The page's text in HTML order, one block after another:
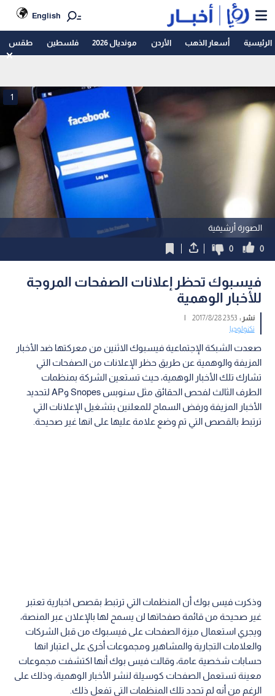
English
الرئيسية أسعار الذهب الأردن مونديال 2026 فلسطين طقس
الصورة أرشيفية
1
0
0
فيسبوك تحظر إعلانات الصفحات المروجة
للأخبار الوهمية
نشر :23:53 2017/8/28
|
تكنولوجيا
صعدت الشبكة الإجتماعية فيسبوك الاثنين من معركتها ضد الأخبار
المزيفة والوهمية عن طريق حظر الإعلانات من الصفحات التي
تشارك تلك الأخبار الوهمية، حيث تستعين الشركة بمنظمات
الطرف الثالث لفحص الحقائق مثل سنوبس Snopes وAP لتحديد
الأخبار المزيفة ورفض السماح للمعلنين بتشغيل الإعلانات التي
ترتبط بالقصص التي تم وضع علامة عليها على انها غير صحيحة.
وذكرت فيس بوك أن المنظمات التي ترتبط بقصص اخبارية تعتبر
غير صحيحة من قائمة صفحاتها لن يسمح لها بالإعلان عبر المنصة،
ويجري استعمال ميزة الصفحات على فيسبوك من قبل الشركات
والعلامات التجارية والمشاهير ومجموعات أخرى على اعتبار انها
حسابات شخصية عامة، وقالت فيس بوك أنها اكتشفت مجموعات
معينة تستعمل الصفحات كوسيلة لنشر الأخبار الوهمية، وذلك على
الرغم من أنه لم تحدد تلك المنظمات التي تفعل ذلك.